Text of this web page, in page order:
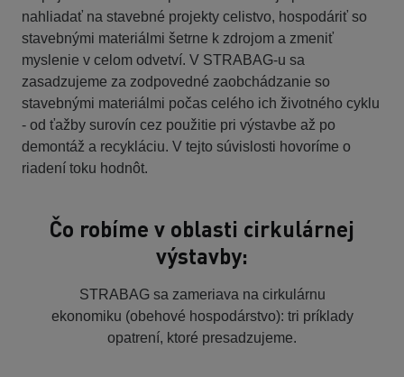
nahliadať na stavebné projekty celistvo, hospodáriť so
stavebnými materiálmi šetrne k zdrojom a zmeniť
myslenie v celom odvetví. V STRABAG-u sa
zasadzujeme za zodpovedné zaobchádzanie so
stavebnými materiálmi počas celého ich životného cyklu
- od ťažby surovín cez použitie pri výstavbe až po
demontáž a recykláciu. V tejto súvislosti hovoríme o
riadení toku hodnôt.
Čo robíme v oblasti cirkulárnej
výstavby:
STRABAG sa zameriava na cirkulárnu
ekonomiku (obehové hospodárstvo): tri príklady
opatrení, ktoré presadzujeme.